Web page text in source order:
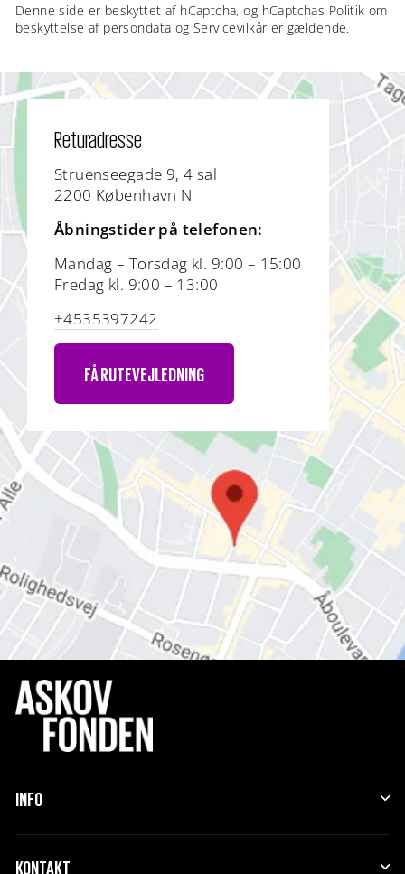
Denne side er beskyttet af hCaptcha, og hCaptchas Politik om
beskyttelse af persondata og Servicevilkårer gældende.
Returadresse
Struenseegade 9, 4 sal
2200 København N
Åbningstider på telefonen:
Mandag – Torsdag kl. 9:00 – 15:00
Fredag kl. 9:00 – 13:00
+4535397242
FÅ RUTEVEJLEDNING
INFO
KONTAKT